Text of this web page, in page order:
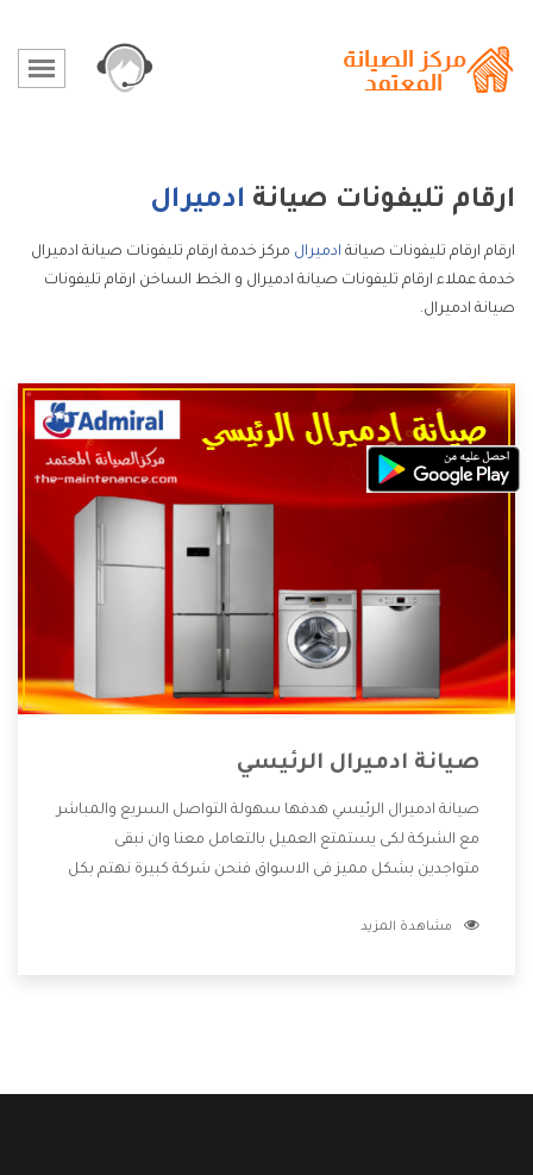
ارقام تليفونات صيانة ادميرال
ارقام ارقام تليفونات صيانة ادميرال مركز خدمة ارقام تليفونات صيانة ادميرال
خدمة عملاء ارقام تليفونات صيانة ادميرال و الخط الساخن ارقام تليفونات
صيانة ادميرال.
صيانة ادميرال الرئيسي
صيانة ادميرال الرئيسي هدفها سهولة التواصل السريع والمباشر
مع الشركة لكى يستمتع العميل بالتعامل معنا وان نبقى
متواجدين بشكل مميز فى الاسواق فنحن شركة كبيرة نهتم بكل
الشركة بها والتى تكون منها خدمة الصيانة التى تكون من أهم
مشاهدة المزيد